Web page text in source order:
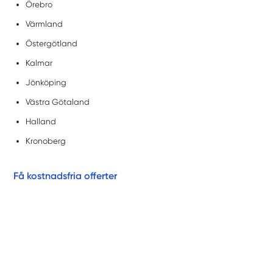
Örebro
Värmland
Östergötland
Kalmar
Jönköping
Västra Götaland
Halland
Kronoberg
Få kostnadsfria offerter